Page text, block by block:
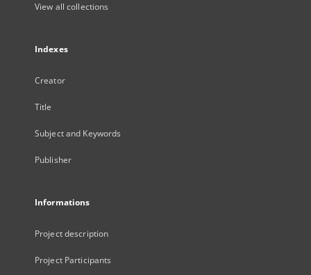
View all collections
Indexes
Creator
Title
Subject and Keywords
Publisher
Informations
Project description
Project Participants